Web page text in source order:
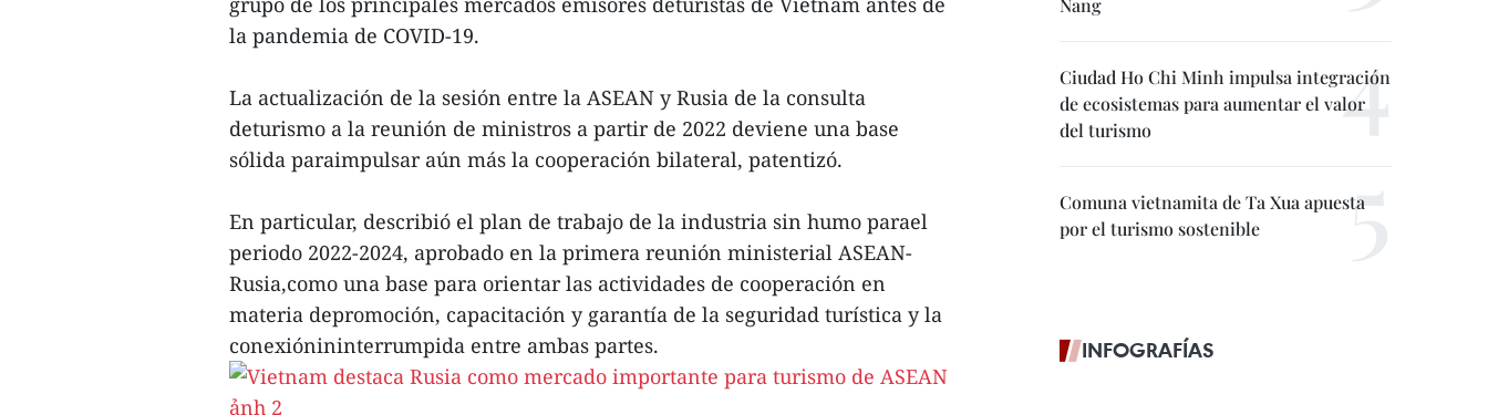
la pandemia de COVID-19.
La actualización de la sesión entre la ASEAN y Rusia de la consulta
deturismo a la reunión de ministros a partir de 2022 deviene una base
sólida paraimpulsar aún más la cooperación bilateral, patentizó.
En particular, describió el plan de trabajo de la industria sin humo parael
periodo 2022-2024, aprobado en la primera reunión ministerial ASEAN-
Rusia,como una base para orientar las actividades de cooperación en
materia depromoción, capacitación y garantía de la seguridad turística y la
conexiónininterrumpida entre ambas partes.
Nang
Ciudad Ho Chi Minh impulsa integración
de ecosistemas para aumentar el valor
del turismo
Comuna vietnamita de Ta Xua apuesta
por el turismo sostenible
INFOGRAFÍAS